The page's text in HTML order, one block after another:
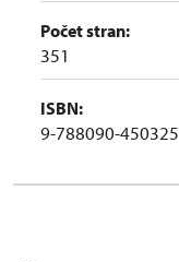
Počet stran:
351
ISBN:
9-788090-450325